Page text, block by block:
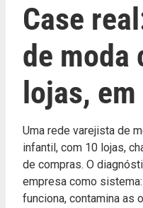
Case
de moda
lojas,
Uma rede varejista de
infantil, com 10 lojas,
de compras. O
empresa como
funciona, contamina as